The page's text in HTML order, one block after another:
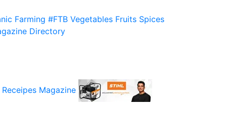
Farming #FTB Vegetables Fruits Spices
Directory
Magazine